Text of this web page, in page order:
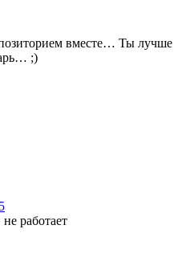
вместе… Ты лучше
;)
работает